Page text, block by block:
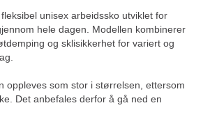
unisex arbeidssko utviklet for
hele dagen. Modellen kombinerer
og sklisikkerhet for variert og
oppleves som stor i størrelsen, ettersom
Det anbefales derfor å gå ned en